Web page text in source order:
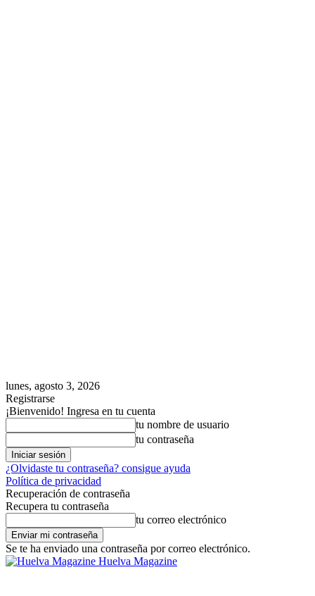
lunes, agosto 3, 2026
Registrarse
¡Bienvenido! Ingresa en tu cuenta
tu nombre de usuario
tu contraseña
¿Olvidaste tu contraseña? consigue ayuda
Política de privacidad
Recuperación de contraseña
Recupera tu contraseña
tu correo electrónico
Se te ha enviado una contraseña por correo electrónico.
Huelva Magazine